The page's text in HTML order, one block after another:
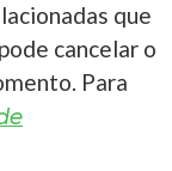
que
cancelar o
Para